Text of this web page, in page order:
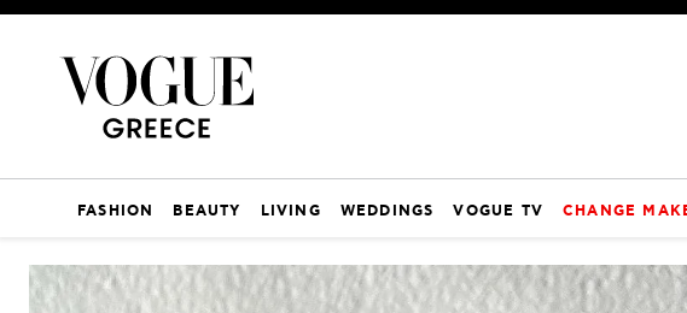
FASHION BEAUTY LIVING WEDDINGS VOGUE TV CHANGE